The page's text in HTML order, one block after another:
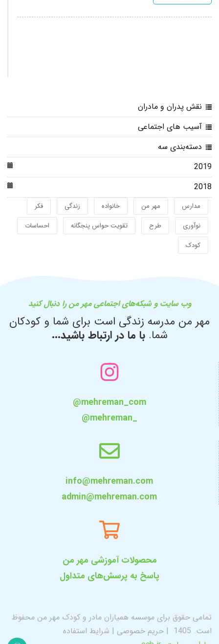
نقش پدران و مادران
آسیب های اجتماعی
دسته‌بندی سه
2019
2018
مدارس مهر من خانواده زندگی
فکر
نوآوری
طرح تقویت حواس پنجگانه
احساسات
کودک
وب سایت و شبکه‌های اجتماعی مهر من را دنبال کنید
مهر من مدرسه زندگی است برای شما و کودکان
شما. با ما در ارتباط باشید...
@mehreman_com
@mehreman_
info@mehreman.com
admin@mehreman.com
محصولات آموزشی مهر من
پاسخ به پرسش‌های متداول
تمامی حقوق برای موسسه همیاران مادر و کودک مهر من محفوظ
است. 1405
| حریم خصوصی | شرایط استفاده